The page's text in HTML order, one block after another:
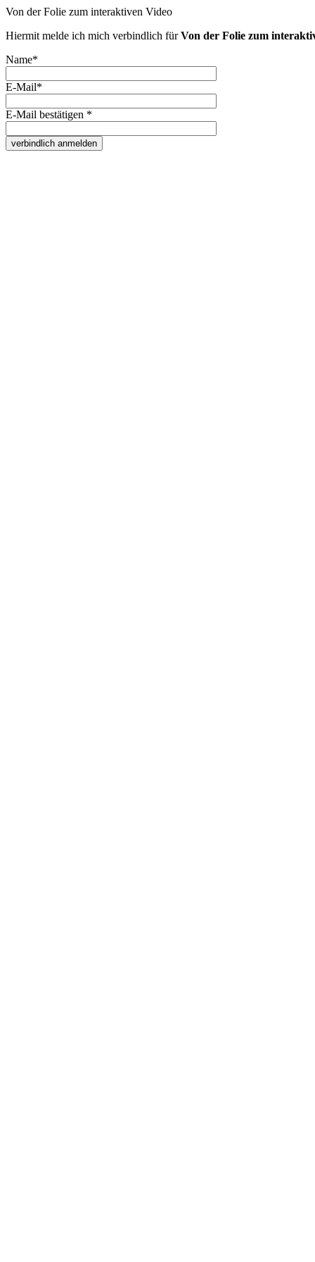
Von der Folie zum interaktiven Video
Hiermit melde ich mich verbindlich fürVon der Folie zum
Name*
E-Mail*
E-Mail bestätigen *
verbindlich anmelden